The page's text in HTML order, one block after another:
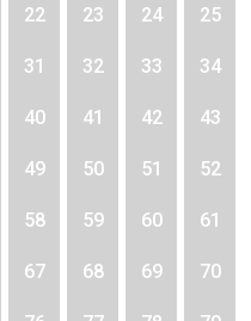
22 23 24 25
31 32 33 34
40 41 42 43
49 50 51 52
58 59 60 61
67 68 69 70